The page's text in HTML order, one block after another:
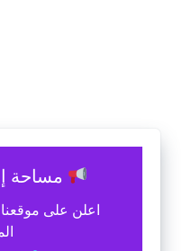
مساحة
اعلن على